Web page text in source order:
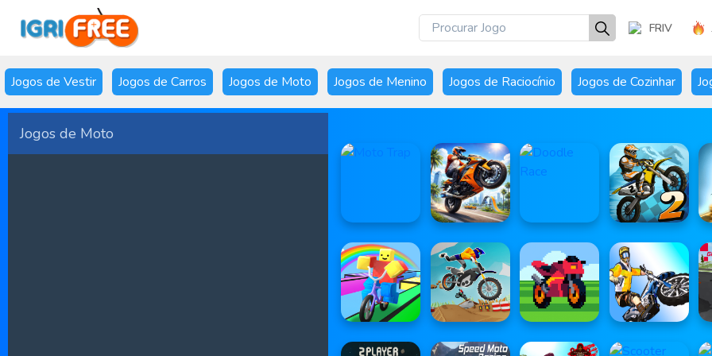
FRIV
Jogos de Vestir Jogos de Carros Jogos de Moto Jogos de Menino Jogos de Raciocínio Jogos de Cozinhar
Jogos de Moto